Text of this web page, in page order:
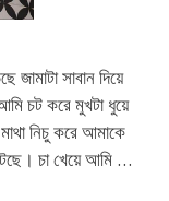
সাবান দিয়ে
চট করে মুখটা ধুয়ে
নিচু করে আমাকে
চা খেয়ে আমি …